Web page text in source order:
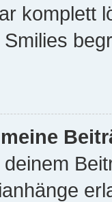
komplett